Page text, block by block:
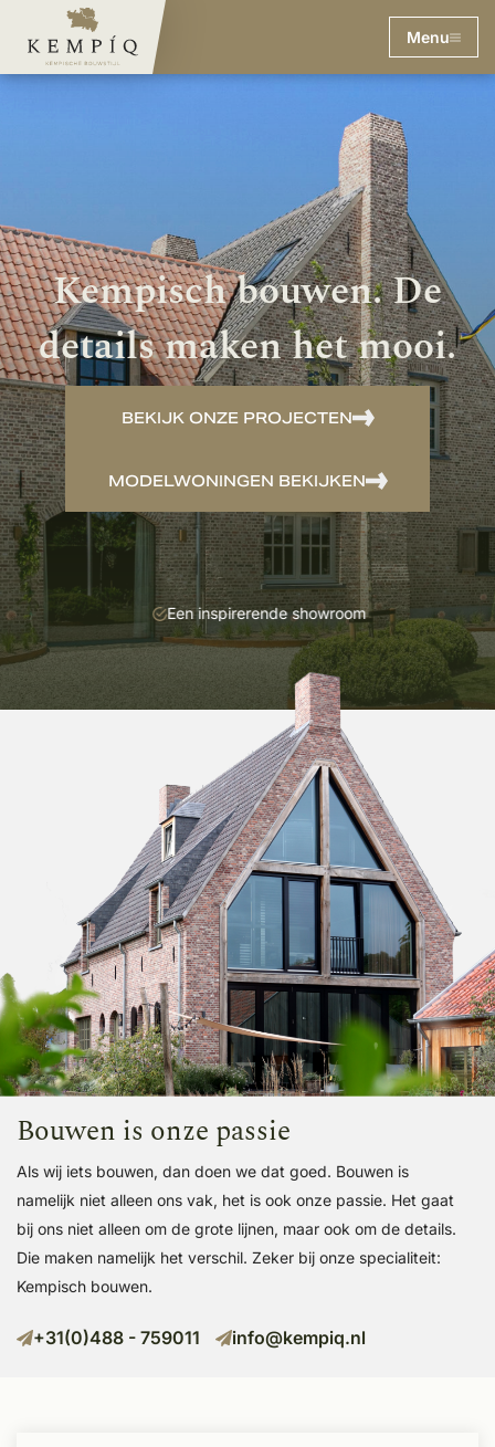
Menu
Kempisch bouwen. De
details maken het mooi.
BEKIJK ONZE PROJECTEN
MODELWONINGEN BEKIJKEN
Een inspirerende showroom
Bouwen is onze passie
Als wij iets bouwen, dan doen we dat goed. Bouwen is
namelijk niet alleen ons vak, het is ook onze passie. Het gaat
bij ons niet alleen om de grote lijnen, maar ook om de details.
Die maken namelijk het verschil. Zeker bij onze specialiteit:
Kempisch bouwen.
+31(0)488 - 759011 info@kempiq.nl